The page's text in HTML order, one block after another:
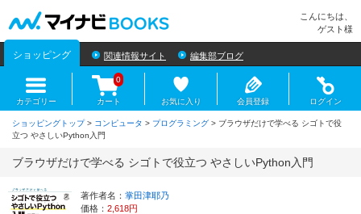
こんにちは、
ゲスト様
ショッピング 関連情報サイト 編集部ブログ
カテゴリー カート
0
お気に入り 会員登録 ログイン
ショッピングトップ> コンピュータ > プログラミング > ブラウザだけで学べる シゴトで役
立つ やさしいPython入門
ブラウザだけで学べる シゴトで役立つ やさしいPython入門
著作者名： 掌田津耶乃
価格： 2,618円